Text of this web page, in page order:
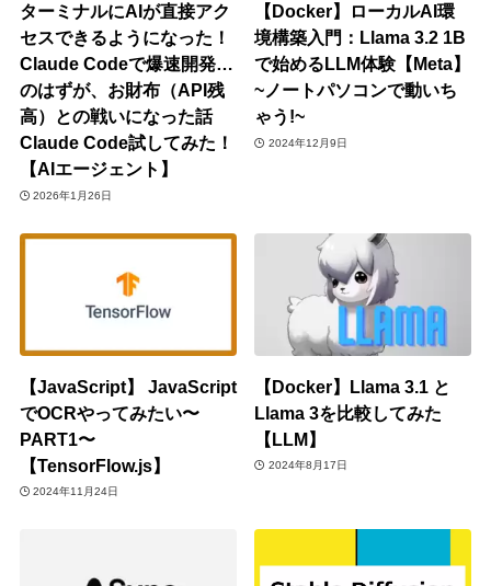
ターミナルにAIが直接アク
セスできるようになった！
Claude Codeで爆速開発…
のはずが、お財布（API残
高）との戦いになった話
Claude Code試してみた！
【AIエージェント】
2026年1月26日
【Docker】ローカルAI環
境構築入門：Llama 3.2 1B
で始めるLLM体験【Meta】
~ノートパソコンで動いち
ゃう!~
2024年12月9日
【JavaScript】 JavaScript
でOCRやってみたい〜
PART1〜
【TensorFlow.js】
2024年11月24日
【Docker】Llama 3.1 と
Llama 3を比較してみた
【LLM】
2024年8月17日